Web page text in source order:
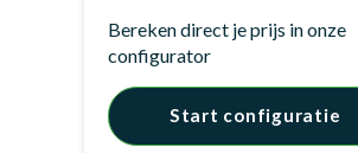
Bereken direct je prijs in onze
configurator
Start configuratie